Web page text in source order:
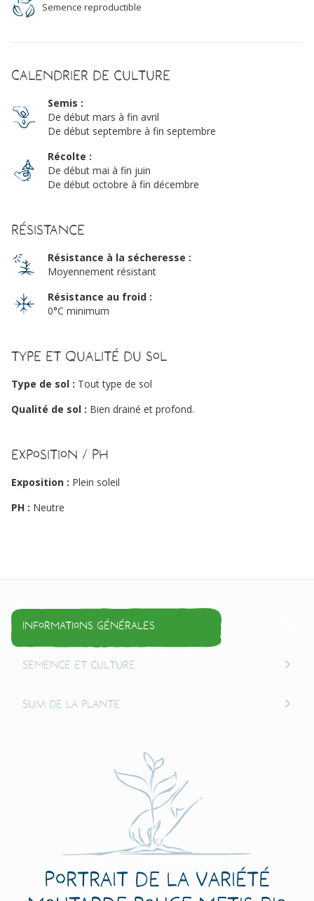
Semence reproductible
Calendrier de culture
Semis :
De début mars à fin avril
De début septembre à fin septembre
Récolte :
De début mai à fin juin
De début octobre à fin décembre
Résistance
Résistance à la sécheresse :
Moyennement résistant
Résistance au froid :
0°C minimum
Type et qualité du sol
Type de sol : Tout type de sol
Qualité de sol : Bien drainé et profond.
Exposition / PH
Exposition : Plein soleil
PH : Neutre
Informations générales
Semence et culture
Suivi de la plante
Portrait de la variété